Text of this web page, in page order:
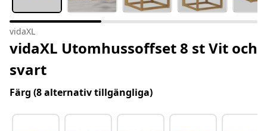
vidaXL
vidaXL Utomhussoffset 8 st Vit och
svart
Färg (8 alternativ tillgängliga)